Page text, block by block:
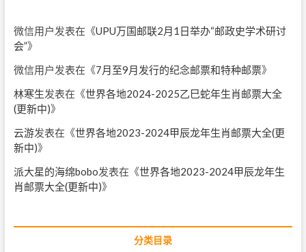
微信用户发表在《UPU万国邮联2月1日举办“邮政史学术研讨
会”》
微信用户发表在《7月至9月发行的纪念邮票和特种邮票》
林寒生发表在《世界各地2024-2025乙巳蛇年生肖邮票大全
(更新中)》
云游发表在《世界各地2023-2024甲辰龙年生肖邮票大全(更
新中)》
派大星的海绵bobo发表在《世界各地2023-2024甲辰龙年生
肖邮票大全(更新中)》
分类目录